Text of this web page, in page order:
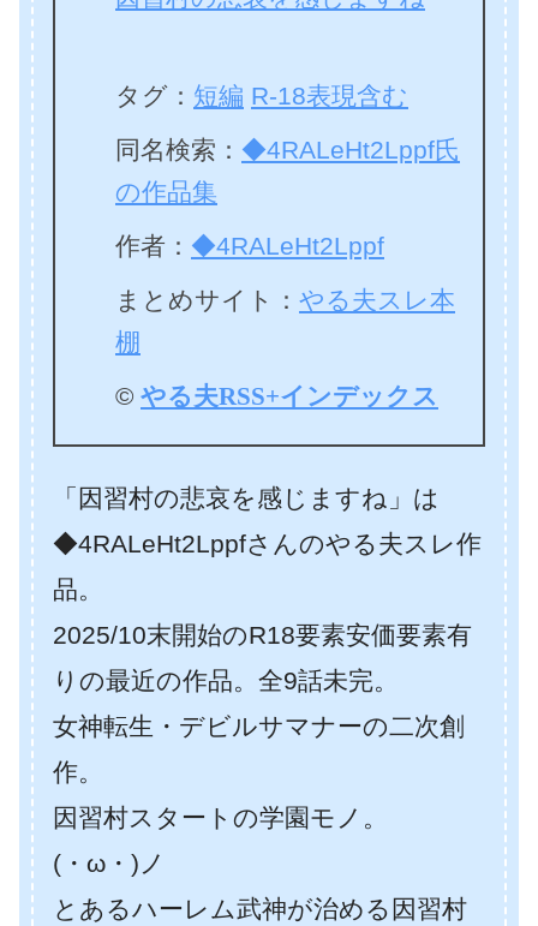
タグ： 短編 R-18表現含む
同名検索： ◆4RALeHt2Lppf氏
の作品集
作者： ◆4RALeHt2Lppf
まとめサイト： やる夫スレ本
棚
© やる夫RSS+インデックス
「因習村の悲哀を感じますね」は
◆4RALeHt2Lppfさんのやる夫スレ作
品。
2025/10末開始のR18要素安価要素有
りの最近の作品。全9話未完。
女神転生・デビルサマナーの二次創
作。
因習村スタートの学園モノ。
(・ω・)ノ
とあるハーレム武神が治める因習村